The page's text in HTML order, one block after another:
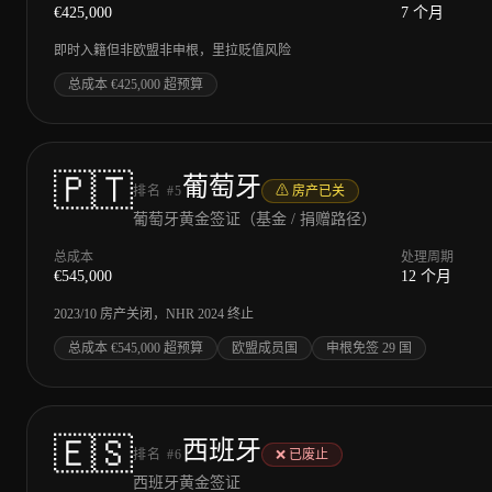
€425,000 7 个月
即时入籍但非欧盟非申根，里拉贬值风险
总成本 €425,000 超预算
🇵🇹排名 #5葡萄牙 ⚠ 房产已关
葡萄牙黄金签证（基金 / 捐赠路径）
总成本
€545,000
处理周期
12 个月
2023/10 房产关闭，NHR 2024 终止
总成本 €545,000 超预算 欧盟成员国 申根免签 29 国
🇪🇸排名 #6西班牙 ❌ 已废止
西班牙黄金签证